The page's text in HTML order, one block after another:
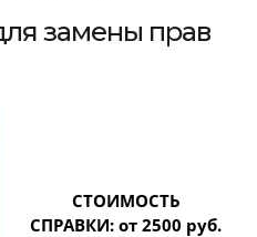
замены прав
СТОИМОСТЬ
СПРАВКИ: от 2500 руб.